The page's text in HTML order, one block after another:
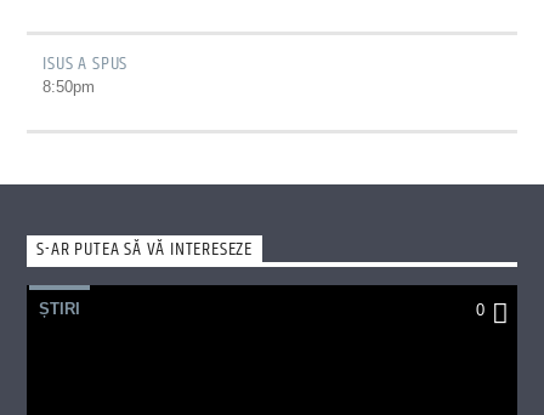
ISUS A SPUS
8:50pm
S-AR PUTEA SĂ VĂ INTERESEZE
ȘTIRI 0